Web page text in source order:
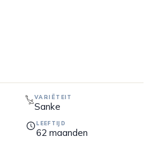
VARIËTEIT
Sanke
LEEFTIJD
62 maanden